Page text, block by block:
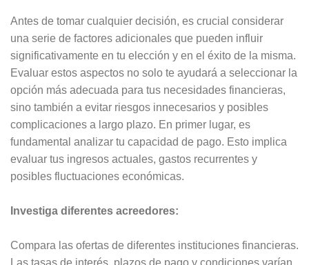
Antes de tomar cualquier decisión, es crucial considerar
una serie de factores adicionales que pueden influir
significativamente en tu elección y en el éxito de la misma.
Evaluar estos aspectos no solo te ayudará a seleccionar la
opción más adecuada para tus necesidades financieras,
sino también a evitar riesgos innecesarios y posibles
complicaciones a largo plazo. En primer lugar, es
fundamental analizar tu capacidad de pago. Esto implica
evaluar tus ingresos actuales, gastos recurrentes y
posibles fluctuaciones económicas.
Investiga diferentes acreedores:
Compara las ofertas de diferentes instituciones financieras.